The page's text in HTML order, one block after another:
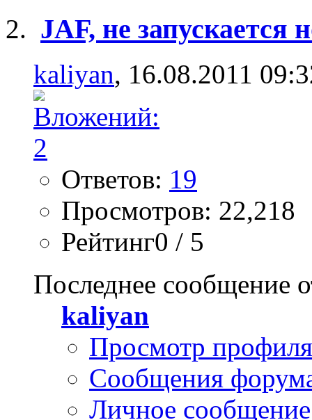
JAF, не запускается
kaliyan, 16.08.2011
Ответов: 19
Просмотров: 22,218
Рейтинг0 / 5
Последнее сообщение
kaliyan
Просмотр профиля
Сообщения
Личное сообщение